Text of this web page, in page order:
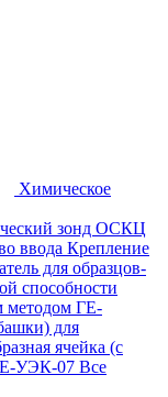
Химическое
зонд ОСКЦ
ввода Крепление
для образцов-
способности
методом ГЕ-
для
ячейка (с
УЭК-07 Все